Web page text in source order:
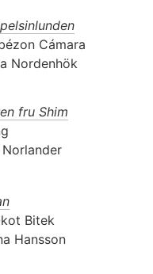
Cámara
Nordenhök
fru Shim
Bitek
Hansson